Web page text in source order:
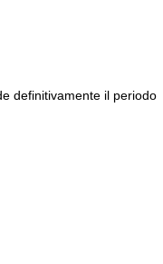
definitivamente il periodo